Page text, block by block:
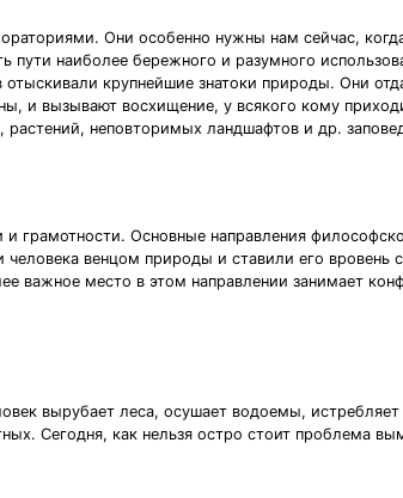
Они особенно нужны нам сейчас,
наиболее бережного и разумного
крупнейшие знатоки природы. Они
и вызывают восхищение, у всякого кому
неповторимых ландшафтов и др.
и грамотности. Основные направления
венцом природы и ставили его вровень
важное место в этом направлении занимает
вырубает леса, осушает водоемы,
Сегодня, как нельзя остро стоит проблема